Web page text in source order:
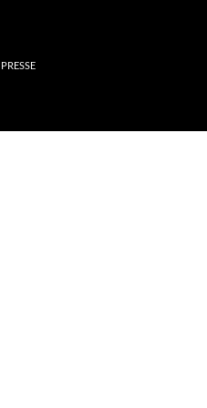
PRESSE